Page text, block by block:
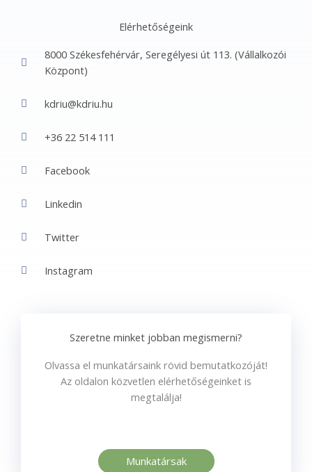
Elérhetőségeink
8000 Székesfehérvár, Seregélyesi út 113. (Vállalkozói
Központ)
kdriu@kdriu.hu
+36 22 514 111
Facebook
Linkedin
Twitter
Instagram
Szeretne minket jobban megismerni?
Olvassa el munkatársaink rövid bemutatkozóját!
Az oldalon közvetlen elérhetőségeinket is
megtalálja!
Munkatársak